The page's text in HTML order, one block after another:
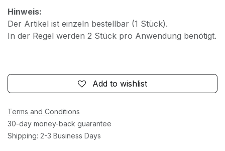
Hinweis:
Der Artikel ist einzeln bestellbar (1 Stück).
In der Regel werden 2 Stück pro Anwendung benötigt.
Add to wishlist
Terms and Conditions
30-day money-back guarantee
Shipping: 2-3 Business Days